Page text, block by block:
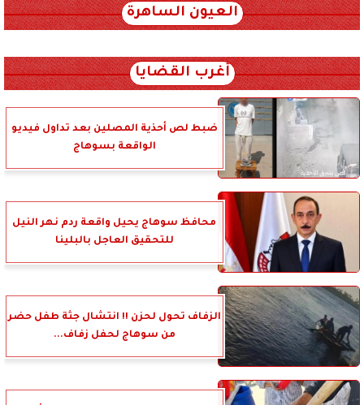
العيون الساهرة
أغرب القضايا
ضبط لص أحذية المصلين بعد تداول فيديو
الواقعة بسوهاج
محافظ سوهاج يحيل واقعة ردم نهر النيل
للتحقيق العاجل بالبلينا
الزفاف تحول لحزن !! انتشال جثة طفل حضر
من سوهاج لحفل زفاف...